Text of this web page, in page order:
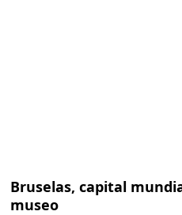
Bruselas, capital
museo